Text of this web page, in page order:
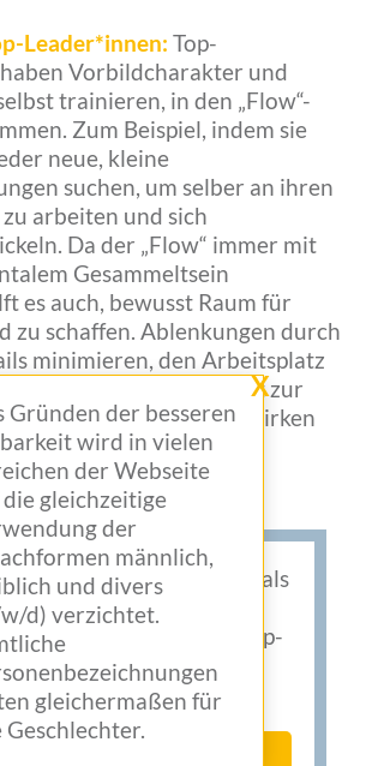
Leader*innen: Top-
Vorbildcharakter und
trainieren, in den „Flow“-
Zum Beispiel, indem sie
neue, kleine
suchen, um selber an ihren
arbeiten und sich
Da der „Flow“ immer mit
Gesammeltsein
es auch, bewusst Raum für
zu schaffen. Ablenkungen durch
minimieren, den Arbeitsplatz
auch den Geist bewusst zur
etwa durch Meditation, wirken
wissen, wo Du selbst als
stehst? Dann mach‘
kostenlosen Leadership-
X
Gründen der besseren
wird in vielen
der Webseite
die gleichzeitige
der
männlich,
und divers
d) verzichtet.
gleichermaßen für
Geschlechter.